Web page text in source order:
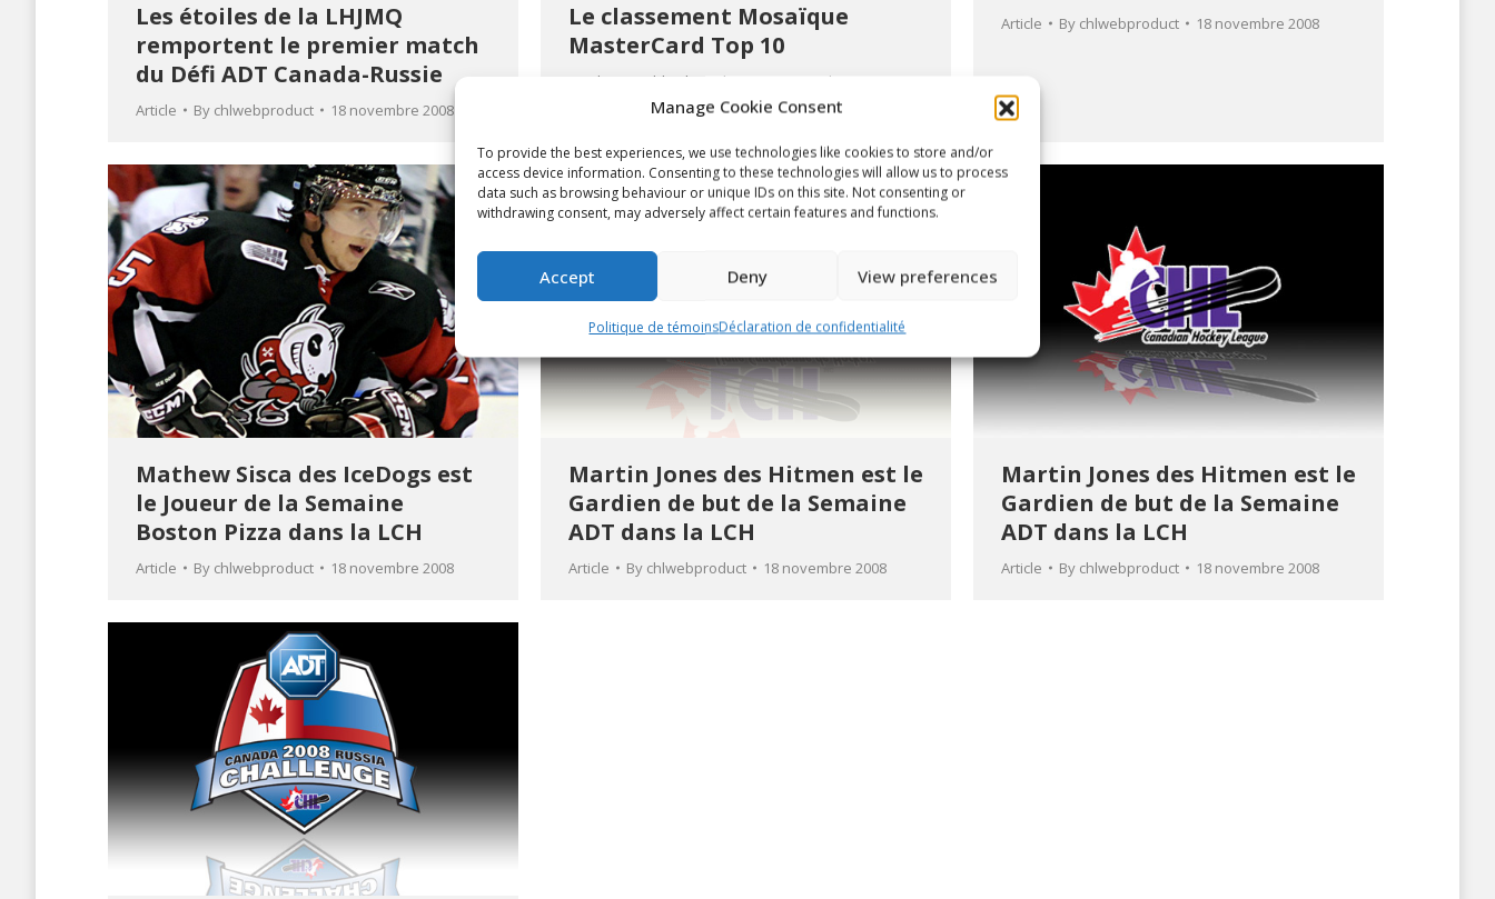
Manage Cookie Consent
To provide the best experiences, we use technologies like cookies to store and/or
access device information. Consenting to these technologies will allow us to process
data such as browsing behaviour or unique IDs on this site. Not consenting or
withdrawing consent, may adversely affect certain features and functions.
Accept Deny View preferences
Politique de témoinsDéclaration de confidentialité
Les étoiles de la LHJMQ
remportent le premier match
du Défi ADT Canada-Russie
Article By chlwebproduct 18 novembre 2008
Le classement Mosaïque
MasterCard Top 10
Article chlwebproduct 18 novembre 2008
Article By chlwebproduct 18 novembre 2008
Mathew Sisca des IceDogs est
le Joueur de la Semaine
Boston Pizza dans la LCH
Article By chlwebproduct 18 novembre 2008
Martin Jones des Hitmen est le
Gardien de but de la Semaine
ADT dans la LCH
Article By chlwebproduct 18 novembre 2008
Martin Jones des Hitmen est le
Gardien de but de la Semaine
ADT dans la LCH
Article By chlwebproduct 18 novembre 2008